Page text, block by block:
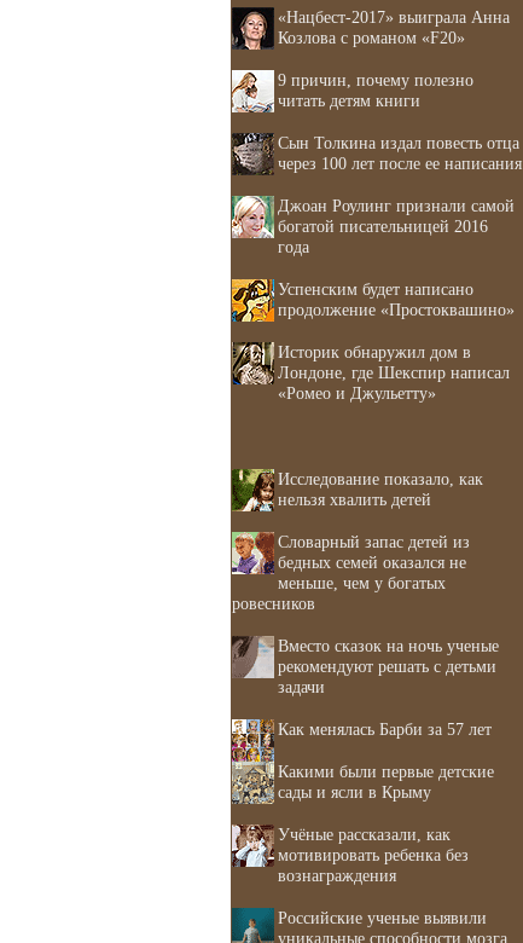
«Нацбест-2017» выиграла Анна
Козлова с романом «F20»
9 причин, почему полезно
читать детям книги
Сын Толкина издал повесть отца
через 100 лет после ее написания
Джоан Роулинг признали самой
богатой писательницей 2016
года
Успенским будет написано
продолжение «Простоквашино»
Историк обнаружил дом в
Лондоне, где Шекспир написал
«Ромео и Джульетту»
Исследование показало, как
нельзя хвалить детей
Словарный запас детей из
бедных семей оказался не
меньше, чем у богатых
ровесников
Вместо сказок на ночь ученые
рекомендуют решать с детьми
задачи
Как менялась Барби за 57 лет
Какими были первые детские
сады и ясли в Крыму
Учёные рассказали, как
мотивировать ребенка без
вознаграждения
Российские ученые выявили
уникальные способности мозга